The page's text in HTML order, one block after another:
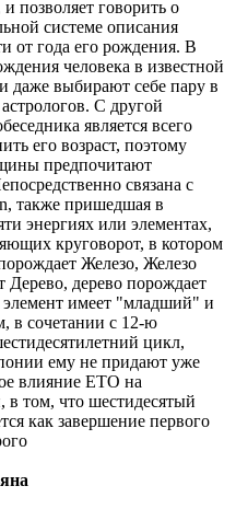
позволяет говорить о
системе описания
от года его рождения. В
человека в известной
даже выбирают себе пару в
С другой
является всего
его возраст, поэтому
предпочитают
связана с
также пришедшая в
энергиях или элементах,
круговорот, в котором
Железо, Железо
дерево порождает
имеет "младший" и
в сочетании с 12-ю
цикл,
ему не придают уже
влияние ETO на
в том, что шестидесятый
как завершение первого